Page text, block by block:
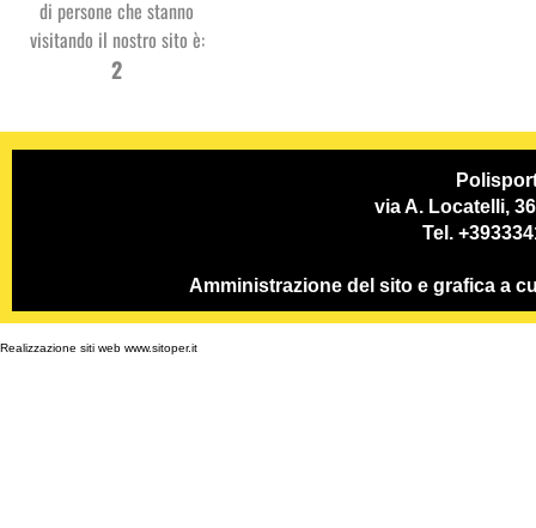
Studio
Dentistico
di persone che stanno
visitando il nostro sito è:
2
via A. Locatelli,
Tel.
Amministrazione del sito e grafica a
Realizzazione siti web www.sitoper.it